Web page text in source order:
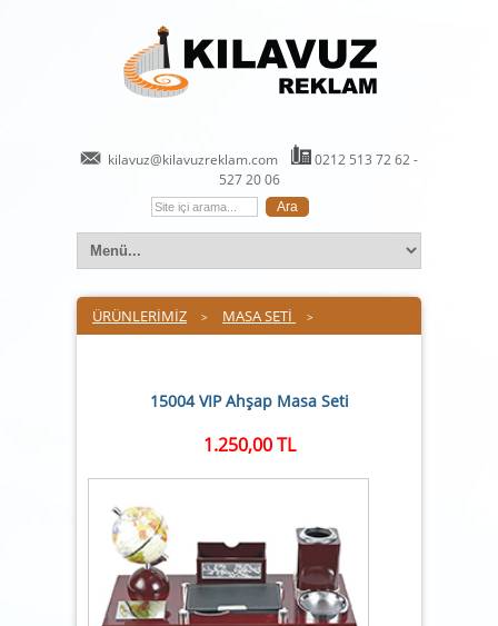
kilavuz@kilavuzreklam.com
0212 513 72 62 -
527 20 06
ÜRÜNLERİMİZ > MASA SETİ >
15004 VIP Ahşap Masa Seti
1.250,00 TL